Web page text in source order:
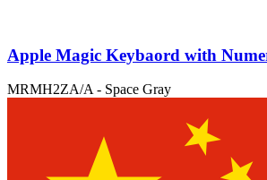
Apple Magic Keybaord with
MRMH2ZA/A - Space Gray